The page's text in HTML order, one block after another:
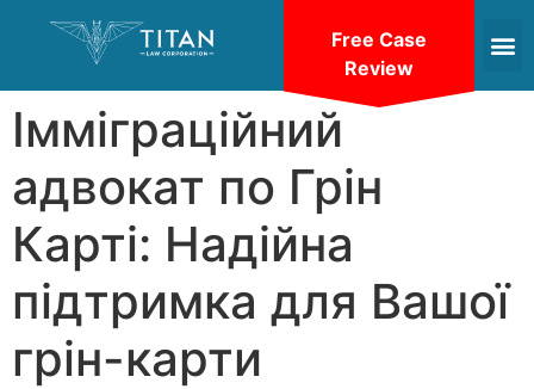
Імміграційний
адвокат по Грін
Карті: Надійна
підтримка для Вашої
грін-карти
Free Case
Review